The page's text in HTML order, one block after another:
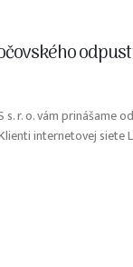
r. o. vám prinášame
internetovej siete